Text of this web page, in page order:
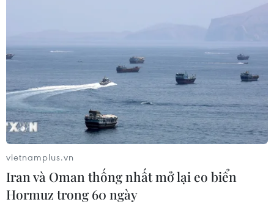
Bất động sản Trung Quốc vẫn gặp khó dù
tăng cho vay, nới lỏng hạn chế
29/04/2024 11:45
Các nhà phát triển bất động sản Trung Quốc đã phải
cắt giảm mạnh mẽ lực lượng lao động khi họ phải gánh
vietnamplus.vn
Iran và Oman thống nhất mở lại eo biển
Hormuz trong 60 ngày